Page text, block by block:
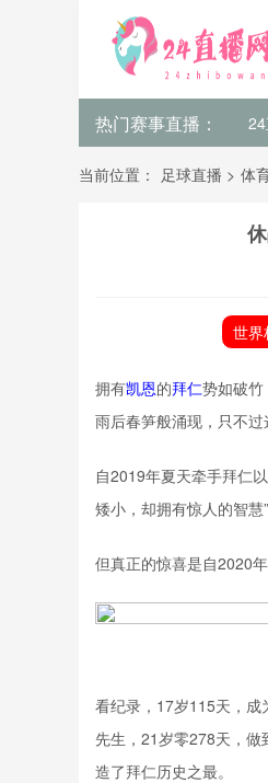
热门赛事直播：
当前位置： 足球直播 > 体
世界
拥有凯恩的拜仁势如破
雨后春笋般涌现，只不
自2019年夏天牵手拜仁
矮小，却拥有惊人的智慧”
但真正的惊喜是自2020
看纪录，17岁115天，成
先生，21岁零278天，
造了拜仁历史之最。